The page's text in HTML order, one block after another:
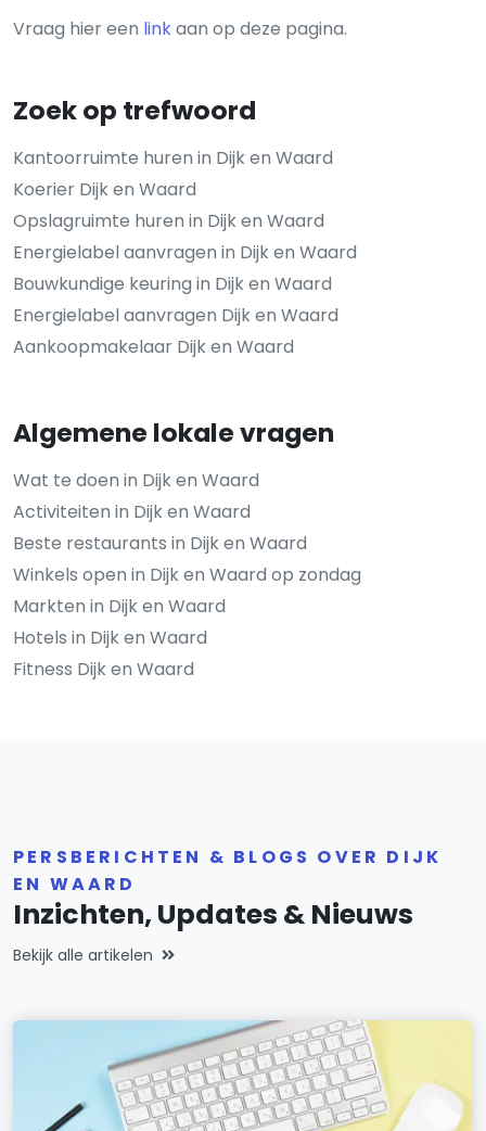
Vraag hier een linkaan op deze pagina.
Zoek op trefwoord
Kantoorruimte huren in Dijk en Waard
Koerier Dijk en Waard
Opslagruimte huren in Dijk en Waard
Energielabel aanvragen in Dijk en Waard
Bouwkundige keuring in Dijk en Waard
Energielabel aanvragen Dijk en Waard
Aankoopmakelaar Dijk en Waard
Algemene lokale vragen
Wat te doen in Dijk en Waard
Activiteiten in Dijk en Waard
Beste restaurants in Dijk en Waard
Winkels open in Dijk en Waard op zondag
Markten in Dijk en Waard
Hotels in Dijk en Waard
Fitness Dijk en Waard
PERSBERICHTEN & BLOGS OVER DIJK
EN WAARD
Inzichten, Updates & Nieuws
Bekijk alle artikelen